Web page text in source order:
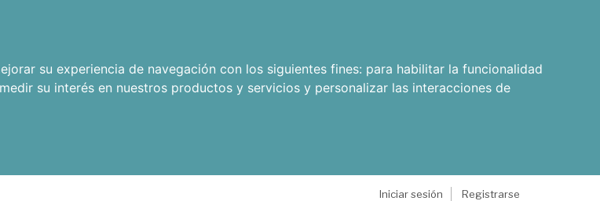
su experiencia de navegación con los siguientes fines: para habilitar la funcionalidad
medir su interés en nuestros productos y servicios y personalizar las interacciones de
Iniciar sesión
Registrarse